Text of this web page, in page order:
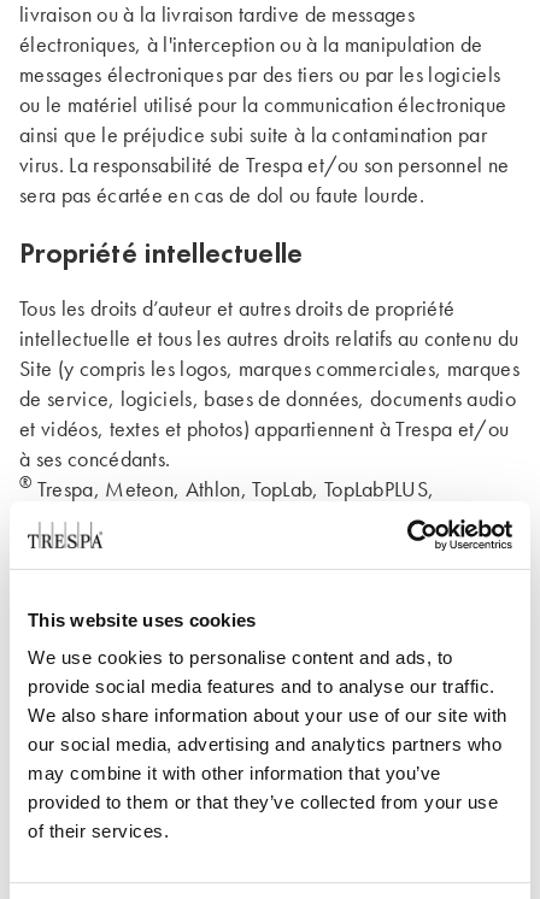
This website uses cookies
We use cookies to personalise content and ads, to
provide social media features and to analyse our traffic.
We also share information about your use of our site with
our social media, advertising and analytics partners who
may combine it with other information that you’ve
provided to them or that they’ve collected from your use
of their services.
livraison ou à la livraison tardive de messages
électroniques, à l'interception ou à la manipulation de
messages électroniques par des tiers ou par les logiciels
ou le matériel utilisé pour la communication électronique
ainsi que le préjudice subi suite à la contamination par
virus. La responsabilité de Trespa et/ou son personnel ne
sera pas écartée en cas de dol ou faute lourde.
Propriété intellectuelle
Tous les droits d’auteur et autres droits de propriété
intellectuelle et tous les autres droits relatifs au contenu du
Site (y compris les logos, marques commerciales, marques
de service, logiciels, bases de données, documents audio
et vidéos, textes et photos) appartiennent à Trespa et/ou
à ses concédants.
® Trespa, Meteon, Athlon, TopLab, TopLabPLUS,
TopLabECO-FIBRE, Virtuon, Volkern, Trespa Essentials et
Mystic Metallics sont des marques déposées de Trespa.
Idées et suggestions communiquées
par le visiteur
Dans le cas où vous posteriez, sans y avoir été invité, des
idées et/ou matériels sur le présent Site, y compris, sans
s’y limiter, des textes, images, sons, logiciels ou
informations (ci-après dénommés : les « Matériels ») ou
dans le cas où vous les communiqueriez à Trespa par
Trespa aura le droit d’utiliser ces Matériels, de les copier